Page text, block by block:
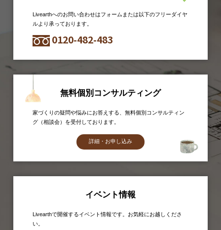
Livearthへのお問い合わせはフォームまたは以下のフリーダイヤ
ルより承っております。
0120-482-483
無料個別コンサルティング
家づくりの疑問や悩みにお答えする、無料個別コンサルティン
グ（相談会）を受付しております。
詳細・お申し込み
イベント情報
Livearthで開催するイベント情報です。お気軽にお越しくださ
い。